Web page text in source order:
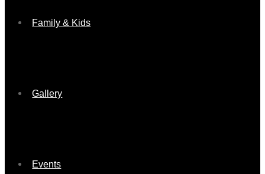
Family & Kids
Gallery
Events